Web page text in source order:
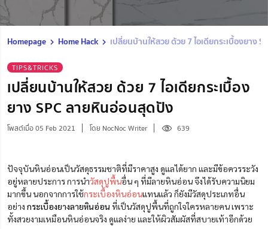
Homepage Home Hack เปลี่ยนบ้านให้สวย ด้วย 7 ไอเดียกระเบื้องยาง
TIPS&TRICKS
เปลี่ยนบ้านให้สวย ด้วย 7 ไอเดียกระเบื้อง
ยาง SPC ลายหินอ่อนสุดปัง
โพสต์เมื่อ 05 Feb 2021 โดย NocNoc Writer 639
ปัจจุบันหินอ่อนเป็นวัสดุธรรมชาติที่มีราคาสูง ดูแลได้ยาก และมีข้อควรระวัง
อยู่หลายประการ การนำวัสดุปูพื้นอื่น ๆ ที่มีลายหินอ่อน จึงได้รับความนิยม
มากขึ้น นอกจากการใช้กระเบื้องหินอ่อนแทนแล้ว ก็ยังมีวัสดุประเภทอื่น
อย่าง กระเบื้องยางลายหินอ่อนที่เป็นวัสดุปูพื้นที่ถูกใจใครหลายคน เพราะ
ทั้งสวยงามเหมือนหินอ่อนจริง ดูแลง่าย และให้ผิวสัมผัสที่สบายเท้าอีกด้วย